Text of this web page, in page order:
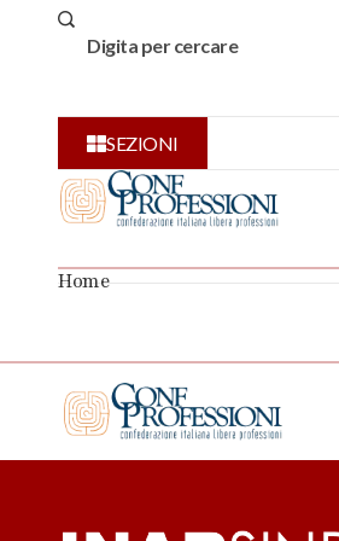
SEZIONI
Home